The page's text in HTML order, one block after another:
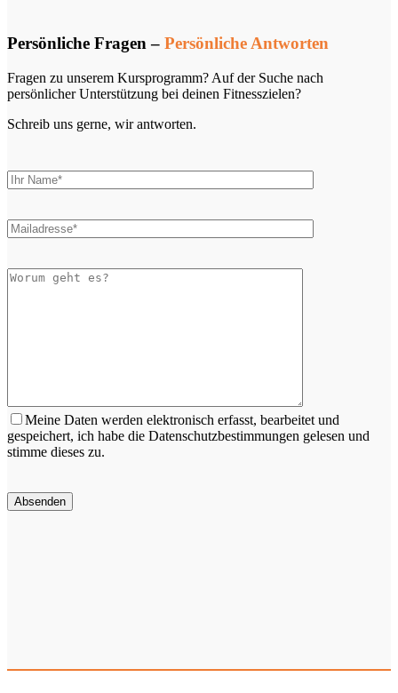
Persönliche Fragen – Persönliche Antworten
Fragen zu unserem Kursprogramm? Auf der Suche nach
persönlicher Unterstützung bei deinen Fitnesszielen?
Schreib uns gerne, wir antworten.
Meine Daten werden elektronisch erfasst, bearbeitet und
gespeichert, ich habe die Datenschutzbestimmungen gelesen und
stimme dieses zu.